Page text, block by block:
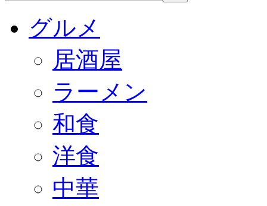
グルメ
居酒屋
ラーメン
和食
洋食
中華